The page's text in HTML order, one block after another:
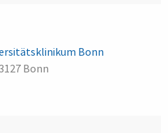
Bonn
Bonn